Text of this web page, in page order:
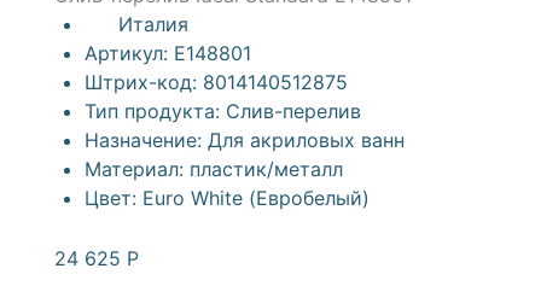
Италия
Артикул: E148801
Штрих-код: 8014140512875
Тип продукта: Слив-перелив
Назначение: Для акриловых ванн
Материал: пластик/металл
Цвет: Euro White (Евробелый)
24 625 Р